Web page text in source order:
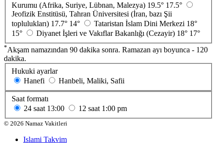
Kurumu (Afrika, Suriye, Lübnan, Malezya) 19.5° 17.5°
Jeofizik Enstitüsü, Tahran Üniversitesi (İran, bazı Şii
toplulukları) 17.7° 14° Tataristan İslam Dini Merkezi 18°
15°
Diyanet İşleri ve Vakıflar Bakanlığı (Cezayir) 18° 17°
*Akşam namazından 90 dakika sonra. Ramazan ayı boyunca - 120
dakika.
Hukuki ayarlar
Hanefi
Hanbeli, Maliki, Safii
Saat formatı
24 saat 13:00 12 saat 1:00 pm
© 2026 Namaz Vakitleri
Islami Takvim